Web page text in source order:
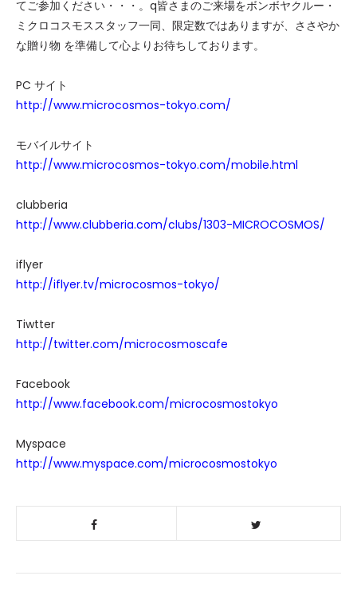
てご参加ください・・・。q皆さまのご来場をボンボヤクルー・
ミクロコスモススタッフ一同、限定数ではありますが、ささやか
な贈り物 を準備して心よりお待ちしております。
PC サイト
http://www.microcosmos-tokyo.com/
モバイルサイト
http://www.microcosmos-tokyo.com/mobile.html
clubberia
http://www.clubberia.com/clubs/1303-MICROCOSMOS/
iflyer
http://iflyer.tv/microcosmos-tokyo/
Tiwtter
http://twitter.com/microcosmoscafe
Facebook
http://www.facebook.com/microcosmostokyo
Myspace
http://www.myspace.com/microcosmostokyo